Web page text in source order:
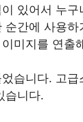
있어서 누
간에 사용
미지를 연출
습니다. 고
습니다.